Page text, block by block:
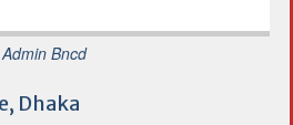
Admin Bncd
Dhaka